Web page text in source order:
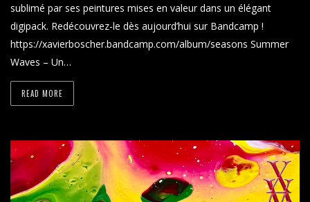
sublimé par ses peintures mises en valeur dans un élégant
digipack. Redécouvrez-le dès aujourd’hui sur Bandcamp !
https://xavierboscher.bandcamp.com/album/seasons Summer
Waves – Un…
READ MORE